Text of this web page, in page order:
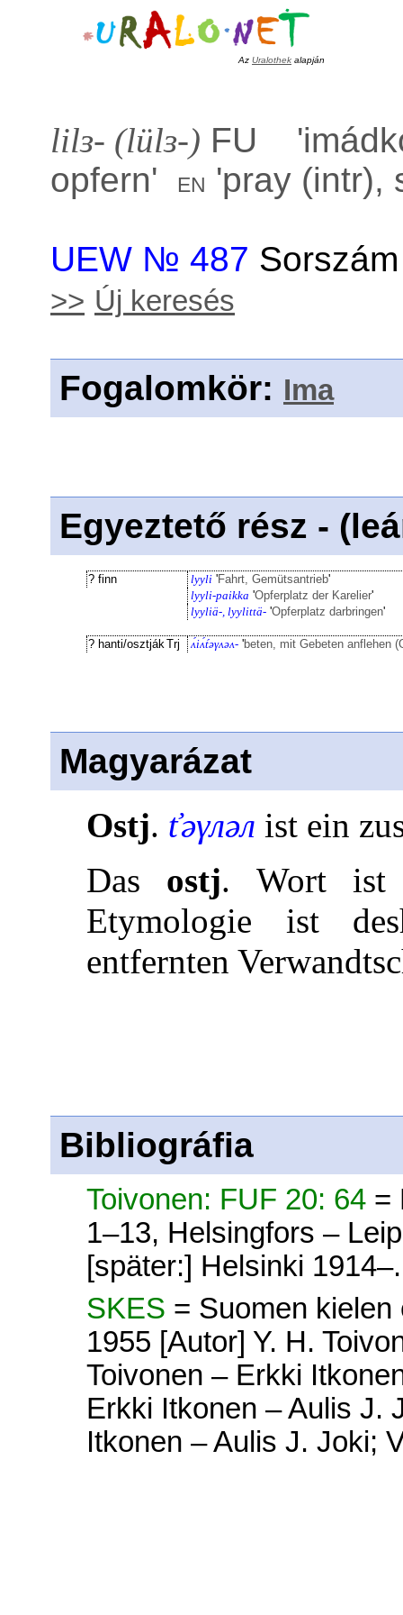
Az Uralothek alapján
lilɜ- (lülɜ-) FU '
opfern' en 'pray (intr),
UEW № 487
>> Új keresés
Fogalomkör: Ima
Egyeztető rész -
? finn lyyli 'Fahrt, Gemütsantrieb'
lyyli-paikka 'Opferplatz der Karelier'
lyyliä-, lyylittä- 'Opferplatz darbringen'
? hanti/osztjákTrj ʌ́iʌ́t́əγʌəʌ- 'beten, mit Gebeten anflehen
Magyarázat
Ostj. ťəγлəл ist ein
Das ostj. Wort ist
Etymologie ist
entfernten
Bibliográfia
Toivonen: FUF 20: 64 =
1–13, Helsingfors –
[später:] Helsinki 1914–.
SKES = Suomen
1955 [Autor] Y. H.
Toivonen – Erkki
Erkki Itkonen – Aulis J.
Itkonen – Aulis J. Joki;